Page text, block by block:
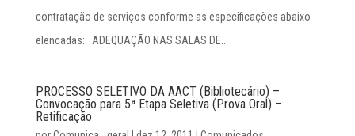
contratação de serviços conforme as especificações abaixo
elencadas: ADEQUAÇÃO NAS SALAS DE...
PROCESSO SELETIVO DA AACT (Bibliotecário) –
Convocação para 5ª Etapa Seletiva (Prova Oral) –
Retificação